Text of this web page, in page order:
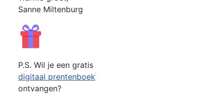
Sanne Miltenburg
P.S. Wil je een gratis
digitaal prentenboek
ontvangen?